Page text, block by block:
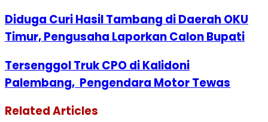
Diduga Curi Hasil Tambang di Daerah OKU
Timur, Pengusaha Laporkan Calon Bupati
Tersenggol Truk CPO di Kalidoni
Palembang, Pengendara Motor Tewas
Related Articles